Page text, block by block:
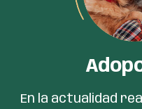
En la actualidad